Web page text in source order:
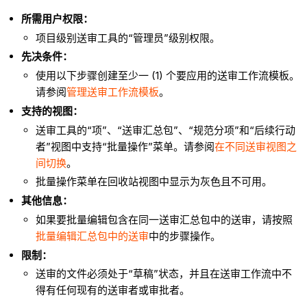
所需用户权限：
项目级别送审工具的“管理员”级别权限。
先决条件：
使用以下步骤创建至少一 (1) 个要应用的送审工作流模板。
请参阅管理送审工作流模板。
支持的视图：
送审工具的“项”、“送审汇总包”、“规范分项”和“后续行动
者”视图中支持“批量操作”菜单。请参阅在不同送审视图之
间切换。
批量操作菜单在回收站视图中显示为灰色且不可用。
其他信息：
如果要批量编辑包含在同一送审汇总包中的送审，请按照
批量编辑汇总包中的送审中的步骤操作。
限制：
送审的文件必须处于“草稿”状态，并且在送审工作流中不
得有任何现有的送审者或审批者。